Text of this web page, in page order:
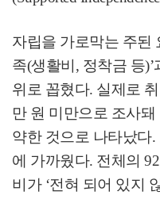
자립을 가로막는 주된
족(생활비 , 정착금 등)’
위로 꼽혔다. 실제로
만 원 미만으로 조사
약한 것으로 나타났다.
에 가까웠다. 전체의
비가 ‘전혀 되어 있지